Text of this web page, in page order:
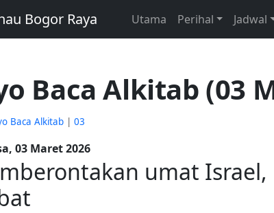
Bogor Raya Utama Perihal Jadwal
Baca Alkitab (03
Baca Alkitab |03
03 Maret 2026
umat